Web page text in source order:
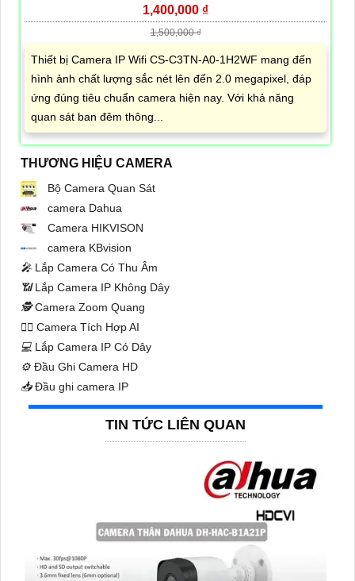
1,400,000 ₫
1,500,000 ₫
Thiết bị Camera IP Wifi CS-C3TN-A0-1H2WF mang đến
hình ảnh chất lượng sắc nét lên đến 2.0 megapixel, đáp
ứng đúng tiêu chuẩn camera hiện nay. Với khả năng
quan sát ban đêm thông...
THƯƠNG HIỆU CAMERA
Bộ Camera Quan Sát
camera Dahua
Camera HIKVISON
camera KBvision
️🎤️ Lắp Camera Có Thu Âm
📶Lắp Camera IP Không Dây
🕵️Camera Zoom Quang
🧛‍♀️ Camera Tích Hợp AI
💻 Lắp Camera IP Có Dây
⚙️ Đầu Ghi Camera HD
📥Đầu ghi camera IP
TIN TỨC LIÊN QUAN